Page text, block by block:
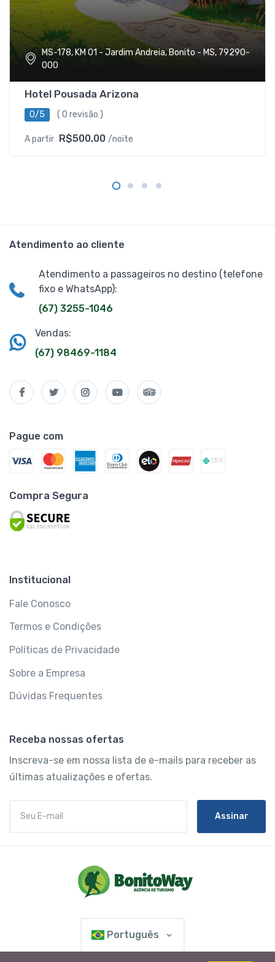
MS-178, KM 01 - Jardim Andreia, Bonito - MS, 79290-
000
Hotel Pousada Arizona
0/5 ( 0 revisão )
A partir R$500,00 /noite
Atendimento ao cliente
Atendimento a passageiros no destino (telefone
fixo e WhatsApp):
(67) 3255-1046
Vendas:
(67) 98469-1184
Pague com
Compra Segura
Institucional
Fale Conosco
Termos e Condições
Políticas de Privacidade
Sobre a Empresa
Dúvidas Frequentes
Receba nossas ofertas
Inscreva-se em nossa lista de e-mails para receber as
últimas atualizações e ofertas.
Assinar
Português